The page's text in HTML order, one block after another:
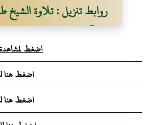
روابط تنزيل : تلاوة الشيخ
القرآن العظيم
اضغط
اضغط هنا
اضغط هنا